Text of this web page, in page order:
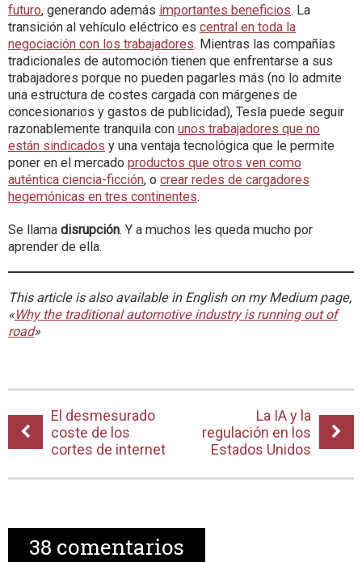
futuro, generando además importantes beneficios. La
transición al vehículo eléctrico es central en toda la
negociación con los trabajadores. Mientras las compañías
tradicionales de automoción tienen que enfrentarse a sus
trabajadores porque no pueden pagarles más (no lo admite
una estructura de costes cargada con márgenes de
concesionarios y gastos de publicidad), Tesla puede seguir
razonablemente tranquila con unos trabajadores que no
están sindicados y una ventaja tecnológica que le permite
poner en el mercado productos que otros ven como
auténtica ciencia-ficción, o crear redes de cargadores
hegemónicas en tres continentes.
Se llama disrupción. Y a muchos les queda mucho por
aprender de ella.
This article is also available in English on my Medium page,
«Why the traditional automotive industry is running out of
road»
El desmesurado
coste de los
cortes de internet
La IA y la
regulación en los
Estados Unidos
38 comentarios